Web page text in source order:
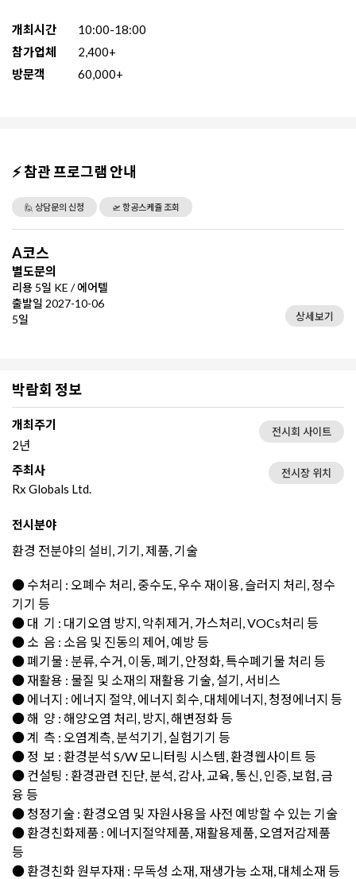
개최시간
10:00-18:00
참가업체
2,400+
방문객
60,000+
⚡ 참관 프로그램 안내
🙋 상담문의 신청 🛫 항공스케쥴 조회
A코스
별도문의
리용 5일 KE / 에어텔
출발일 2027-10-06
5일
상세보기
박람회 정보
개최주기
2년
전시회 사이트
주최사
Rx Globals Ltd.
전시장 위치
전시분야
환경 전분야의 설비, 기기, 제품, 기술
● 수처리 : 오폐수 처리, 중수도, 우수 재이용, 슬러지 처리, 정수
기기 등
● 대 기 : 대기오염 방지, 악취제거, 가스처리, VOCs처리 등
● 소 음 : 소음 및 진동의 제어, 예방 등
● 폐기물 : 분류, 수거, 이동, 폐기, 안정화, 특수폐기물 처리 등
● 재활용 : 물질 및 소재의 재활용 기술, 설기, 서비스
● 에너지 : 에너지 절약, 에너지 회수, 대체에너지, 청정에너지 등
● 해 양 : 해양오염 처리, 방지, 해변정화 등
● 계 측 : 오염계측, 분석기기, 실험기기 등
● 정 보 : 환경분석 S/W 모니터링 시스템, 환경웹사이트 등
● 컨설팅 : 환경관련 진단, 분석, 감사, 교육, 통신, 인증, 보험, 금
융 등
● 청정기술 : 환경오염 및 자원사용을 사전 예방할 수 있는 기술
● 환경친화제품 : 에너지절약제품, 재활용제품, 오염저감제품
등
● 환경친화 원부자재 : 무독성 소재, 재생가능 소재, 대체소재 등